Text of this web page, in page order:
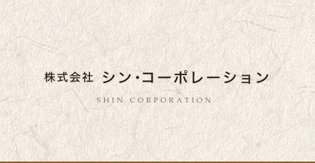
都内に5店舗展開している蕎麦
のお店「真希（しんき）」を運
営する「株式会社シン・コーポ
レーション」のブログ
東京都内に5店舗ある美味しい蕎麦のお
店「真希（しんき）」と運営の「株式
会社シン・コーポレーション」の新着
情報はこちら。店舗によって24時間営
業、宴会なども承っております。季節
のメニューも豊富にご用意。